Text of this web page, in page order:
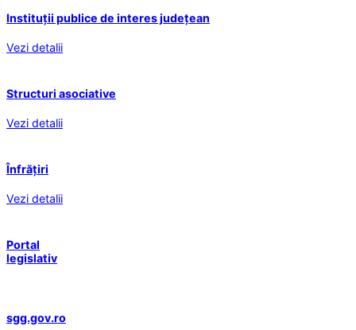
Instituții publice de interes județean
Vezi detalii
Structuri asociative
Vezi detalii
Înfrățiri
Vezi detalii
Portal
legislativ
sgg.gov.ro